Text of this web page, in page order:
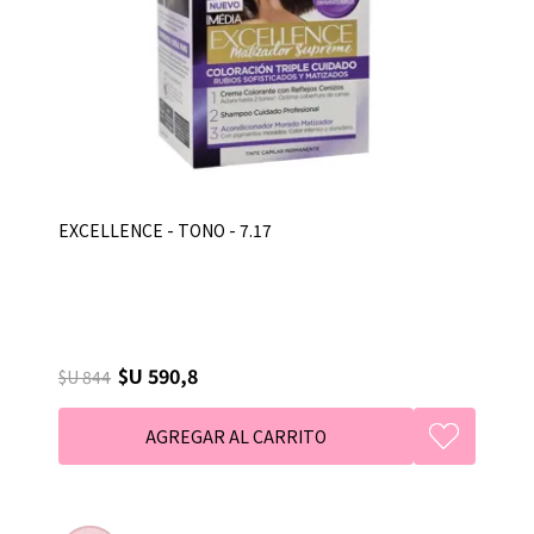
EXCELLENCE - TONO - 7.17
$U 844 $U 590,8